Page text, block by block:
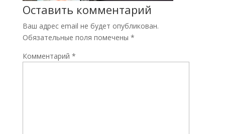
Оставить комментарий
Ваш адрес email не будет опубликован.
Обязательные поля помечены *
Комментарий *